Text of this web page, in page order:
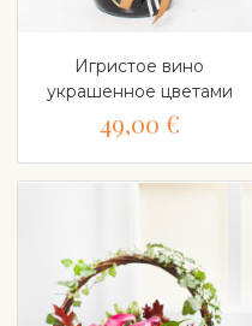
Игристое вино
украшенное цветами
49,00 €